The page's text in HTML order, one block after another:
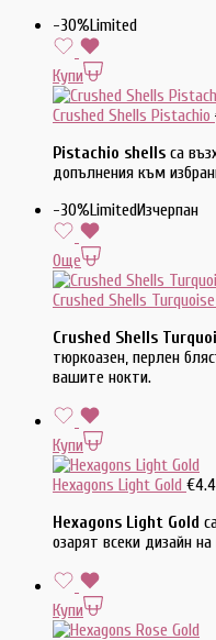
-30%Limited
Купи
Crushed Shells Pistachio
Pistachio shells са
допълнения към
-30%Limited Изчерпан
Още
Crushed Shells Turquoise
Crushed Shells
тюркоазен, перлен
вашите нокти.
Купи
Hexagons Light Gold €
Hexagons Light Gold
озарят всеки дизайн
Купи